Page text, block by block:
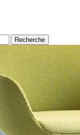
Recherche